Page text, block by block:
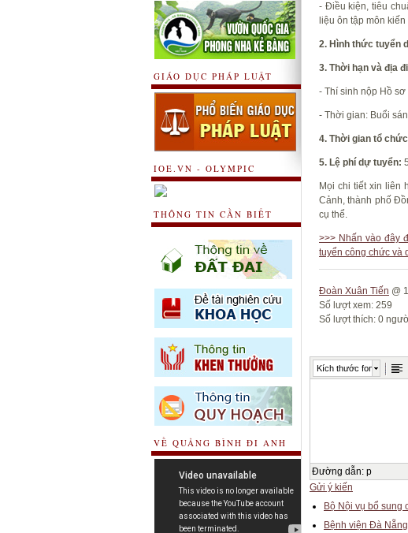
GIÁO DỤC PHÁP LUẬT
IOE.VN - OLYMPIC
THÔNG TIN CẦN BIẾT
VỀ QUẢNG BÌNH ĐI ANH
- Điều kiện, tiêu
liệu ôn tập môn
2. Hình thức tuyển
3. Thời hạn và địa
- Thí sinh nộp Hồ
- Thời gian: Buổi
4. Thời gian tổ
5. Lệ phí dự tuyển:
Mọi chi tiết xin liên
Cảnh, thành phố
cụ thể.
>>> Nhấn vào đây
tuyển công chức và
Đoàn Xuân Tiến @
Số lượt xem: 259
Số lượt thích: 0
Kích thước font
Đường dẫn: p
Gửi ý kiến
Bộ Nội vụ bổ sung
Bệnh viện Đà